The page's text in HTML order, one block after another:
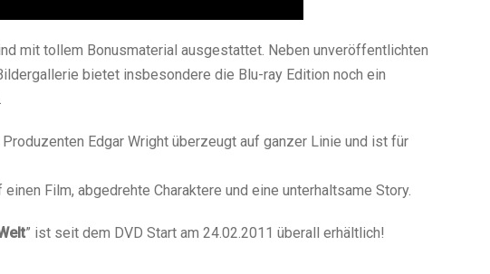
mit tollem Bonusmaterial ausgestattet. Neben unveröffentlichten
bietet insbesondere die Blu-ray Edition noch ein
Edgar Wright überzeugt auf ganzer Linie und ist für
Film, abgedrehte Charaktere und eine unterhaltsame Story.
” ist seit dem DVD Start am 24.02.2011 überall erhältlich!